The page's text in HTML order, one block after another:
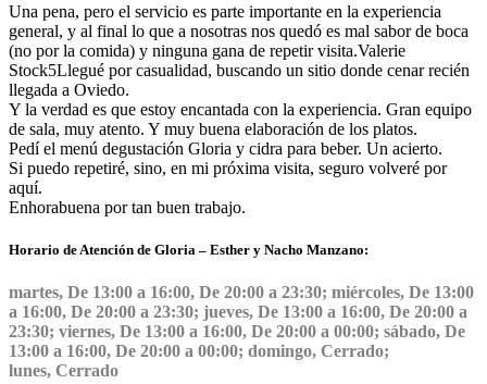
Una pena, pero el servicio es parte importante en la experiencia
general, y al final lo que a nosotras nos quedó es mal sabor de boca
(no por la comida) y ninguna gana de repetir visita.Valerie
Stock5Llegué por casualidad, buscando un sitio donde cenar recién
llegada a Oviedo.
Y la verdad es que estoy encantada con la experiencia. Gran equipo
de sala, muy atento. Y muy buena elaboración de los platos.
Pedí el menú degustación Gloria y cidra para beber. Un acierto.
Si puedo repetiré, sino, en mi próxima visita, seguro volveré por
aquí.
Enhorabuena por tan buen trabajo.
Horario de Atención de Gloria – Esther y Nacho Manzano:
martes, De 13:00 a 16:00, De 20:00 a 23:30; miércoles, De 13:00
a 16:00, De 20:00 a 23:30; jueves, De 13:00 a 16:00, De 20:00 a
23:30; viernes, De 13:00 a 16:00, De 20:00 a 00:00; sábado, De
13:00 a 16:00, De 20:00 a 00:00; domingo, Cerrado;
lunes, Cerrado